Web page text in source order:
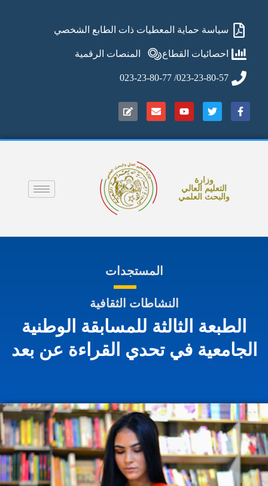
سياسة حماية المعطيات ذات الطابع الشخصي
احصائيات القطاع المنصات الرقمية
023-23-80-57/ 023-23-80-77
وزارة
التعليم العالي
والبحث العلمي
المستجدات
النشاطات الثقافية
الطبعة الثالثة للمسابقة الوطنية
الجامعية في تحدي القراءة عن بعد